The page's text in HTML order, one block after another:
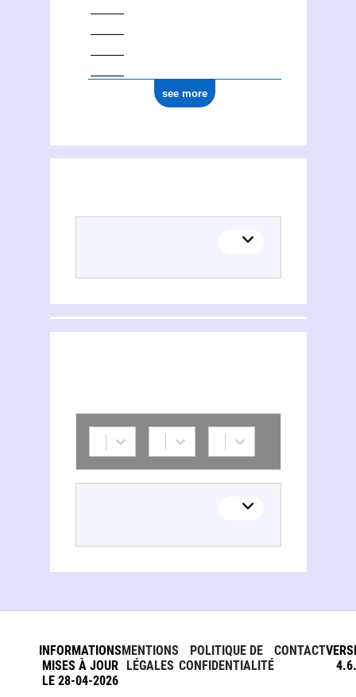
see more
INFORMATIONS
MISES À JOUR
LE 28-04-2026
MENTIONS
LÉGALES
POLITIQUE DE
CONFIDENTIALITÉ
CONTACT